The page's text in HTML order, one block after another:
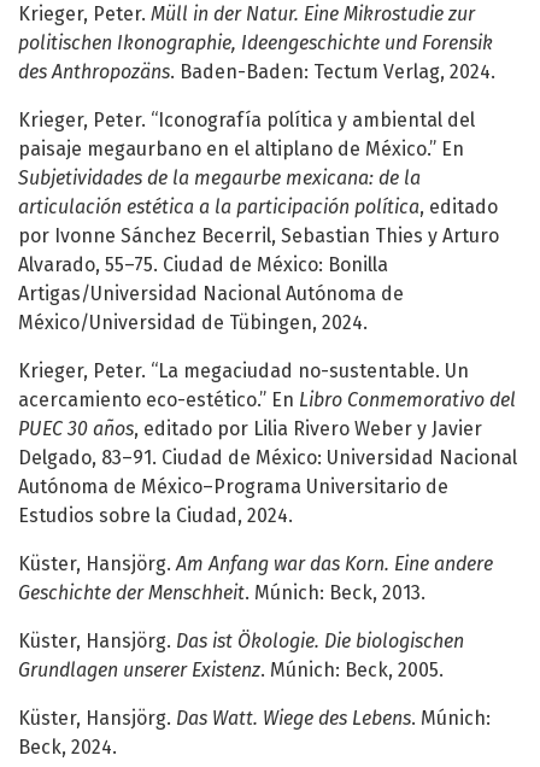
Krieger, Peter. Müll in der Natur. Eine Mikrostudie zur
politischen Ikonographie, Ideengeschichte und Forensik
des Anthropozäns. Baden-Baden: Tectum Verlag, 2024.
Krieger, Peter. “Iconografía política y ambiental del
paisaje megaurbano en el altiplano de México.” En
Subjetividades de la megaurbe mexicana: de la
articulación estética a la participación política, editado
por Ivonne Sánchez Becerril, Sebastian Thies y Arturo
Alvarado, 55–75. Ciudad de México: Bonilla
Artigas/Universidad Nacional Autónoma de
México/Universidad de Tübingen, 2024.
Krieger, Peter. “La megaciudad no-sustentable. Un
acercamiento eco-estético.” En Libro Conmemorativo del
PUEC 30 años, editado por Lilia Rivero Weber y Javier
Delgado, 83–91. Ciudad de México: Universidad Nacional
Autónoma de México–Programa Universitario de
Estudios sobre la Ciudad, 2024.
Küster, Hansjörg.Am Anfang war das Korn. Eine andere
Geschichte der Menschheit. Múnich: Beck, 2013.
Küster, Hansjörg. Das ist Ökologie. Die biologischen
Grundlagen unserer Existenz. Múnich: Beck, 2005.
Küster, Hansjörg. Das Watt. Wiege des Lebens. Múnich:
Beck, 2024.